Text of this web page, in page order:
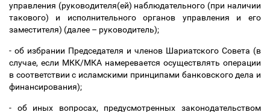
управления (руководителя(ей) наблюдательного (при наличии
такового) и исполнительного органов управления и его
заместителя) (далее – руководитель);
- об избрании Председателя и членов Шариатского Совета (в
случае, если МКК/МКА намеревается осуществлять операции
в соответствии с исламскими принципами банковского дела и
финансирования);
- об иных вопросах, предусмотренных законодательством